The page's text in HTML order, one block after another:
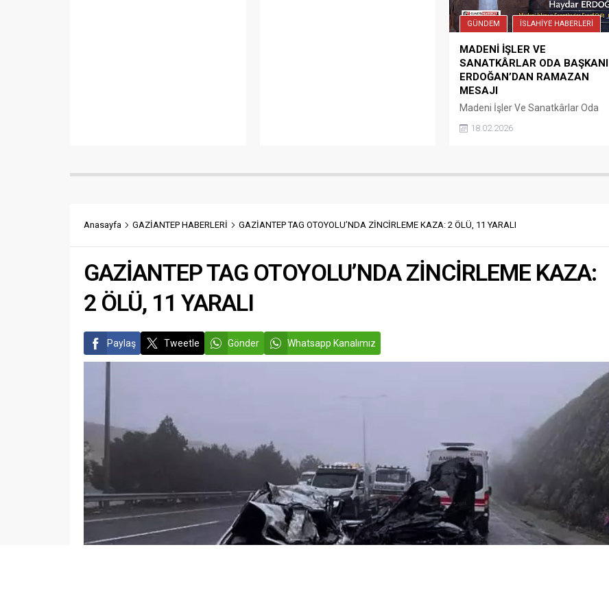
GÜNDEM İSLAHİYE HABERLERİ
MADENİ İŞLER VE
SANATKÂRLAR ODA BAŞKANI
ERDOĞAN’DAN RAMAZAN
MESAJI
Madeni İşler Ve Sanatkârlar Oda
kaydetti; “Ramazan ayının
diliyor, Ramazan Ayının, sağlık,
Kaynak: Guncelhaber27
18.02.2026
Anasayfa GAZİANTEP HABERLERİ GAZİANTEP TAG OTOYOLU’NDA ZİNCİRLEME KAZA: 2 ÖLÜ, 11 YARALI
GAZİANTEP TAG OTOYOLU’NDA ZİNCİRLEME KAZA:
2 ÖLÜ, 11 YARALI
Paylaş Tweetle Gönder Whatsapp Kanalımız